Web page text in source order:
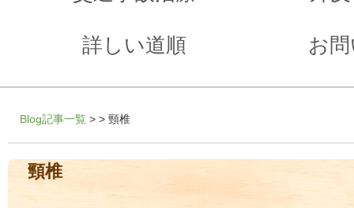
詳しい道順 お
Blog記事一覧 > > 頸椎
頸椎